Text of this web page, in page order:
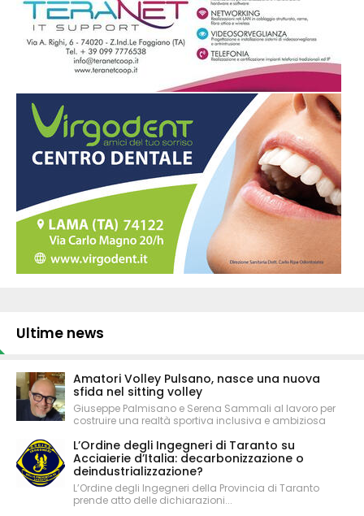
Ultime news
Amatori Volley Pulsano, nasce una nuova
sfida nel sitting volley
Giuseppe Palmisano e Serena Sammali al lavoro per
costruire una realtà sportiva inclusiva e ambiziosa
L’Ordine degli Ingegneri di Taranto su
Acciaierie d’Italia: decarbonizzazione o
deindustrializzazione?
L’Ordine degli Ingegneri della Provincia di Taranto
prende atto delle dichiarazioni...